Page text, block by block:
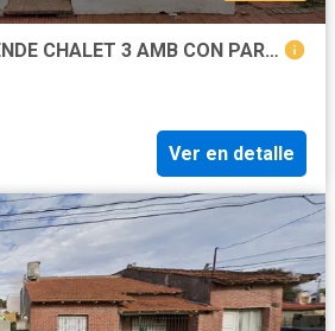
LATORRE PROP. VENDE CHALET 3 AMB CON PARQUE - APTO CREDITO
Ver en detalle